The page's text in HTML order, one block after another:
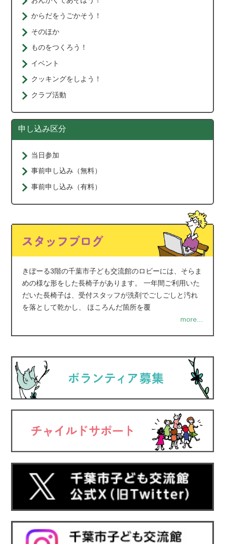
からだをうごかそう！
そのほか
ものをつくろう！
イベント
クッキングをしよう！
クラブ活動
申し込み区分
当日参加
事前申し込み（無料）
事前申し込み（有料）
きぼーる3階の千葉市子ども交流館のロビーには、そらま
めの様な形をした長椅子があります。 一年間ご利用いた
だいた長椅子は、受付スタッフが洗剤でごしごしと汚れ
を落として乾かし、 ほころんだ箇所を覆
more...